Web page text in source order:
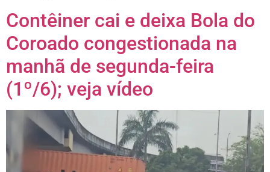
Contêiner cai e deixa Bola do
Coroado congestionada na
manhã de segunda-feira
(1º/6); veja vídeo